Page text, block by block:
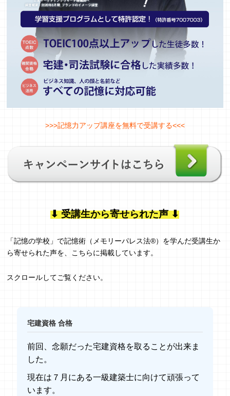
>>>記憶力アップ講座を無料で受講する<<<
⬇︎ 受講生から寄せられた声 ⬇︎
「記憶の学校」で記憶術（メモリーパレス法®︎）を学んだ受講生か
ら寄せられた声を、こちらに掲載しています。
スクロールしてご覧ください。
宅建資格 合格
前回、念願だった宅建資格を取ることが出来ま
した。
現在は７月にある一級建築士に向けて頑張って
います。